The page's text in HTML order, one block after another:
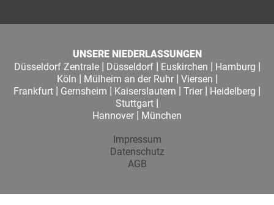
UNSERE NIEDERLASSUNGEN
Düsseldorf Zentrale| Düsseldorf| Euskirchen | Hamburg |
Köln | Mülheim an der Ruhr| Viersen |
Frankfurt | Gernsheim | Kaiserslautern | Trier | Heidelberg |
Stuttgart |
Hannover | München
Impressum
Datenschutz
AGB